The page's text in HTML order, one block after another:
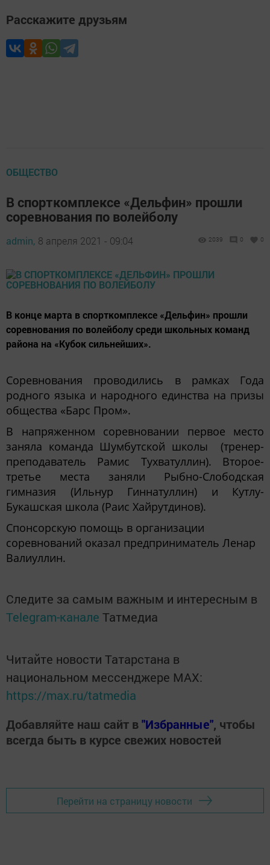
Расскажите друзьям
ОБЩЕСТВО
В спорткомплексе «Дельфин» прошли
соревнования по волейболу
admin, 8 апреля 2021 - 09:04 2039 0 0
В конце марта в спорткомплексе «Дельфин» прошли
соревнования по волейболу среди школьных команд
района на «Кубок сильнейших».
Соревнования проводились в рамках Года
родного языка и народного единства на призы
общества «Барс Пром».
В напряженном соревновании первое место
заняла команда Шумбутской школы (тренер-
преподаватель Рамис Тухватуллин). Второе-
третье места заняли Рыбно-Слободская
гимназия (Ильнур Гиннатуллин) и Кутлу-
Букашская школа (Раис Хайрутдинов).
Спонсорскую помощь в организации
соревнований оказал предприниматель Ленар
Валиуллин.
Следите за самым важным и интересным в
Telegram-канале Татмедиа
Читайте новости Татарстана в
национальном мессенджере MАХ:
https://max.ru/tatmedia
Добавляйте наш сайт в"Избранные", чтобы
всегда быть в курсе свежих новостей
Перейти на страницу новости